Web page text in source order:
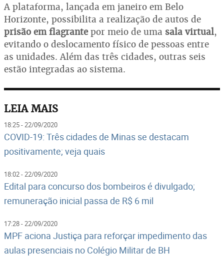
A plataforma, lançada em janeiro em Belo
Horizonte, possibilita a realização de autos de
prisão em flagrantepor meio de uma sala virtual,
evitando o deslocamento físico de pessoas entre
as unidades. Além das três cidades, outras seis
estão integradas ao sistema.
LEIA MAIS
18:25 - 22/09/2020
COVID-19: Três cidades de Minas se destacam
positivamente; veja quais
18:02 - 22/09/2020
Edital para concurso dos bombeiros é divulgado;
remuneração inicial passa de R$ 6 mil
17:28 - 22/09/2020
MPF aciona Justiça para reforçar impedimento das
aulas presenciais no Colégio Militar de BH